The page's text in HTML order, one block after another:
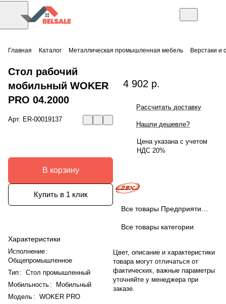
Главная Каталог Металлическая промышленная мебель Верстаки и
Стол рабочий
мобильный WOKER
PRO 04.2000
Арт. ER-00019137
В корзину
Купить в 1 клик
Характеристики
Исполнение :
Общепромышленное
Тип : Стол промышленный
Мобильность :
Мобильный
Модель : WOKER PRO
4 902 р.
Рассчитать доставку
Нашли дешевле?
Цена указана с учетом
НДС 20%
Все товары категории
Цвет, описание и характеристики
товара могут отличаться от
фактических, важные параметры
уточняйте у менеджера при
заказе.